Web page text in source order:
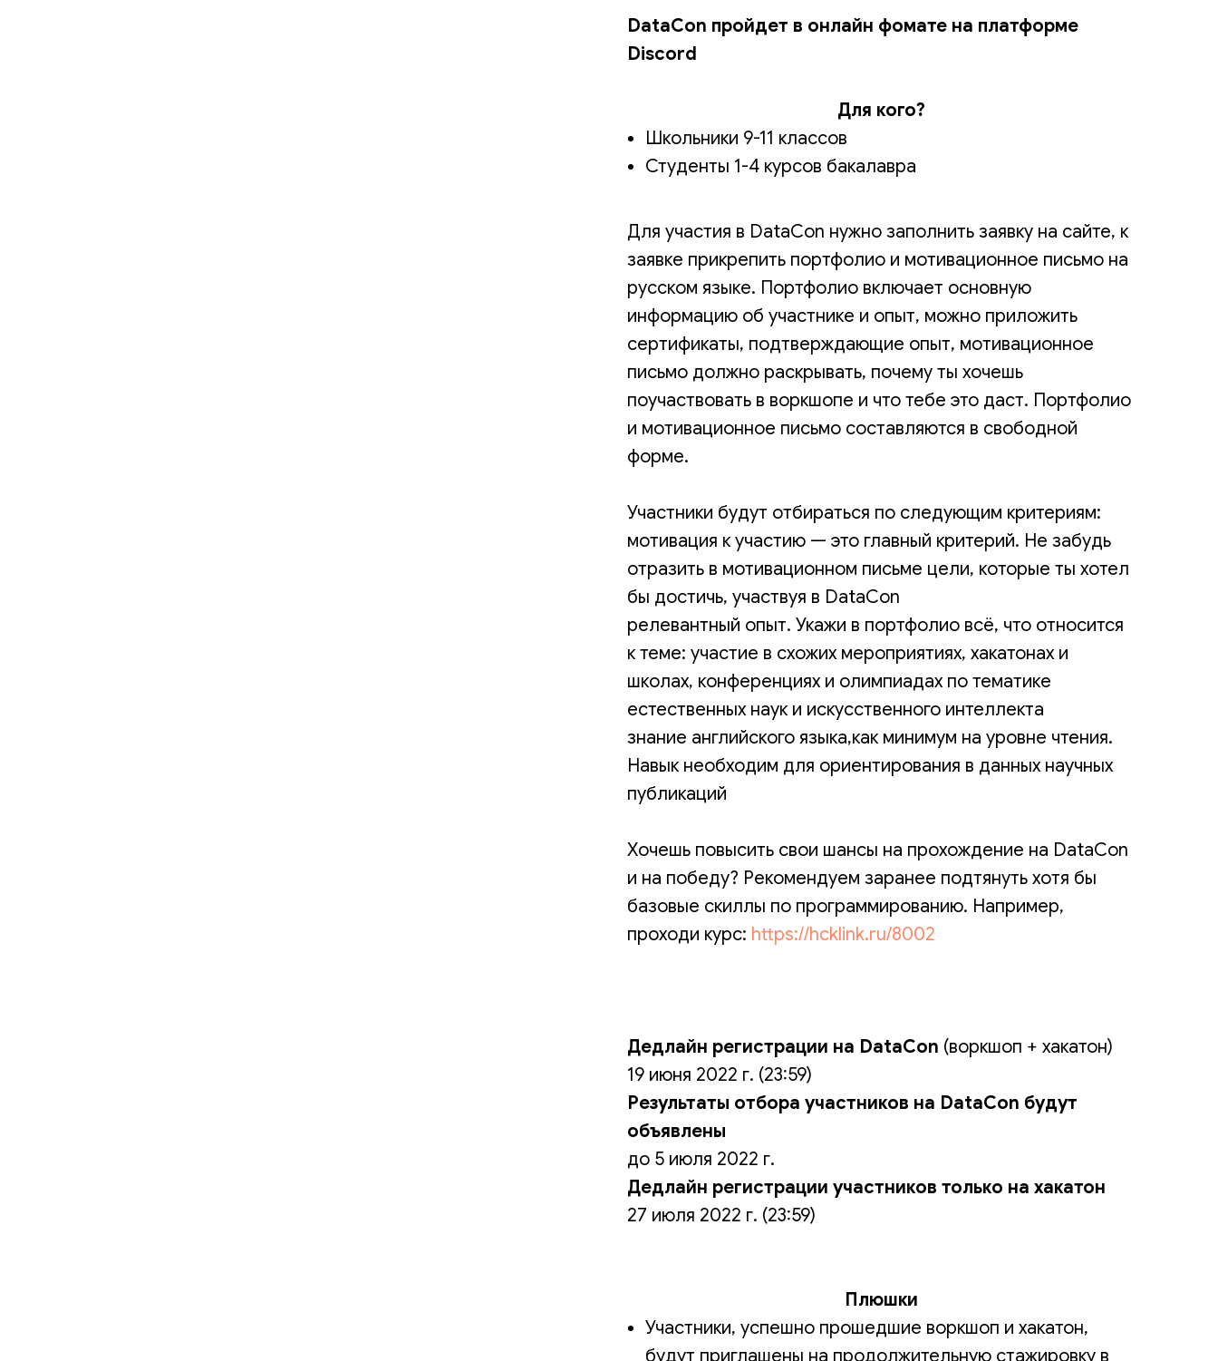
DataCon пройдет в онлайн фомате на платформе
Discord
Для кого?
Школьники 9-11 классов
Студенты 1-4 курсов бакалавра
Для участия в DataCon нужно заполнить заявку на сайте, к
заявке прикрепить портфолио и мотивационное письмо на
русском языке. Портфолио включает основную
информацию об участнике и опыт, можно приложить
сертификаты, подтверждающие опыт, мотивационное
письмо должно раскрывать, почему ты хочешь
поучаствовать в воркшопе и что тебе это даст. Портфолио
и мотивационное письмо составляются в свободной
форме.
Участники будут отбираться по следующим критериям:
мотивация к участию — это главный критерий. Не забудь
отразить в мотивационном письме цели, которые ты хотел
бы достичь, участвуя в DataCon
релевантный опыт. Укажи в портфолио всё, что относится
к теме: участие в схожих мероприятиях, хакатонах и
школах, конференциях и олимпиадах по тематике
естественных наук и искусственного интеллекта
знание английского языка,как минимум на уровне чтения.
Навык необходим для ориентирования в данных научных
публикаций
Хочешь повысить свои шансы на прохождение на DataCon
и на победу? Рекомендуем заранее подтянуть хотя бы
базовые скиллы по программированию. Например,
проходи курс: https://hcklink.ru/8002
Дедлайн регистрации на DataCon (воркшоп + хакатон)
19 июня 2022 г. (23:59)
Результаты отбора участников на DataCon будут
объявлены
до 5 июля 2022 г.
Дедлайн регистрации участников только на хакатон
27 июля 2022 г. (23:59)
Плюшки
Участники, успешно прошедшие воркшоп и хакатон,
будут приглашены на продолжительную стажировку в